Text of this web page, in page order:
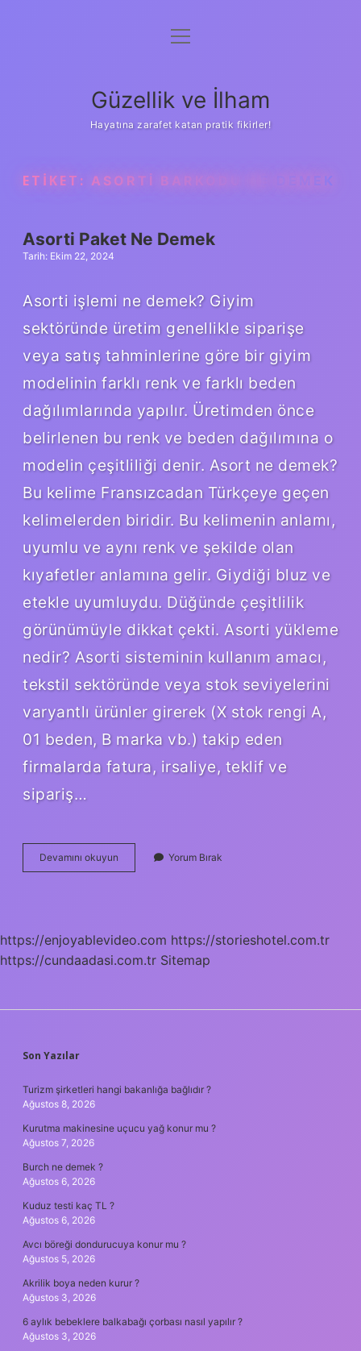
Anasayfa
Yasal Uyarı
menüyü
Güzellik ve İlham
Hayatına zarafet katan pratik fikirler!
ETIKET: ASORTI BARKODU NE DEMEK
Asorti Paket Ne Demek
Tarih: Ekim 22, 2024
Asorti işlemi ne demek? Giyim
sektöründe üretim genellikle siparişe
veya satış tahminlerine göre bir giyim
modelinin farklı renk ve farklı beden
dağılımlarında yapılır. Üretimden önce
belirlenen bu renk ve beden dağılımına o
modelin çeşitliliği denir. Asort ne demek?
Bu kelime Fransızcadan Türkçeye geçen
kelimelerden biridir. Bu kelimenin anlamı,
uyumlu ve aynı renk ve şekilde olan
kıyafetler anlamına gelir. Giydiği bluz ve
etekle uyumluydu. Düğünde çeşitlilik
görünümüyle dikkat çekti. Asorti yükleme
nedir? Asorti sisteminin kullanım amacı,
tekstil sektöründe veya stok seviyelerini
varyantlı ürünler girerek (X stok rengi A,
01 beden, B marka vb.) takip eden
firmalarda fatura, irsaliye, teklif ve
sipariş…
Devamını okuyun
Paket
Yorum Bırak
https://enjoyablevideo.com https://storieshotel.com.tr
https://cundaadasi.com.tr Sitemap
SIDEBAR
Son Yazılar
Turizm şirketleri hangi bakanlığa bağlıdır ?
Ağustos 8, 2026
Kurutma makinesine uçucu yağ konur mu ?
Ağustos 7, 2026
Burch ne demek ?
Ağustos 6, 2026
Kuduz testi kaç TL ?
Ağustos 6, 2026
Avcı böreği dondurucuya konur mu ?
Ağustos 5, 2026
Akrilik boya neden kurur ?
Ağustos 3, 2026
6 aylık bebeklere balkabağı çorbası nasıl yapılır ?
Ağustos 3, 2026